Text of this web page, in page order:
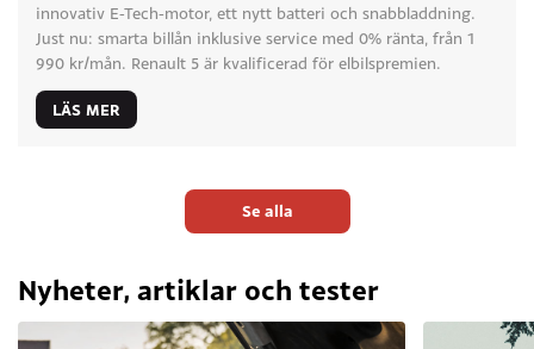
innovativ E-Tech-motor, ett nytt batteri och snabbladdning.
Just nu: smarta billån inklusive service med 0% ränta, från 1
990 kr/mån. Renault 5 är kvalificerad för elbilspremien.
LÄS MER
Se alla
Nyheter, artiklar och tester